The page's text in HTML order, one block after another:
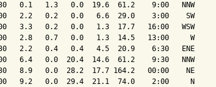
0.1   1.3   0.0  19.6  61.2    9:00   NNW
2.2   0.2   0.0   6.6  29.0    3:00    SW
3.3   0.2   0.0   1.3  17.7   16:00   WSW
2.8   0.7   0.0   1.3  14.5   13:00     W
2.2   0.4   0.4   4.5  20.9    6:30   ENE
6.4   0.0  20.4  14.6  61.2    9:30   NNW
8.9   0.0  28.2  17.7 164.2   00:00    NE
9.2   0.0  29.4  21.1  74.0    2:00     N